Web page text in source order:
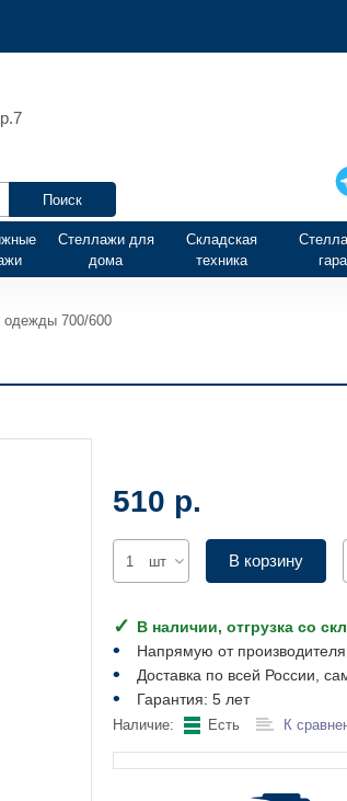
Стеллажи для
дома
Складская
техника
одежды 700/600
510 р.
шт В корзину
В наличии, отгрузка со
Напрямую от производителя
Доставка по всей России,
Гарантия: 5 лет
Наличие: Есть К